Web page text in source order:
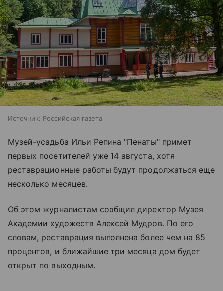
Источник: Российская газета
Музей-усадьба Ильи Репина "Пенаты" примет
первых посетителей уже 14 августа, хотя
реставрационные работы будут продолжаться еще
несколько месяцев.
Об этом журналистам сообщил директор Музея
Академии художеств Алексей Мудров. По его
словам, реставрация выполнена более чем на 85
процентов, и ближайшие три месяца дом будет
открыт по выходным.